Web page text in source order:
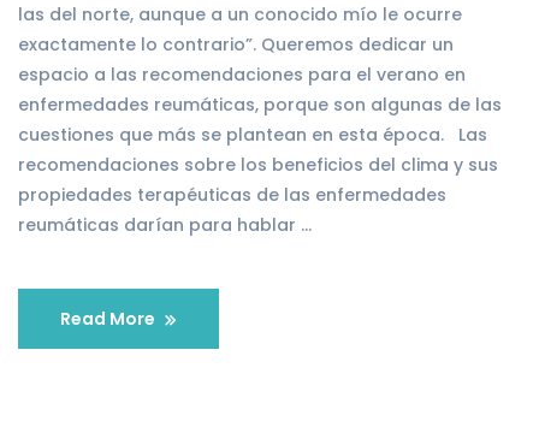
las del norte, aunque a un conocido mío le ocurre
exactamente lo contrario”. Queremos dedicar un
espacio a las recomendaciones para el verano en
enfermedades reumáticas, porque son algunas de las
cuestiones que más se plantean en esta época. Las
recomendaciones sobre los beneficios del clima y sus
propiedades terapéuticas de las enfermedades
reumáticas darían para hablar …
Read More